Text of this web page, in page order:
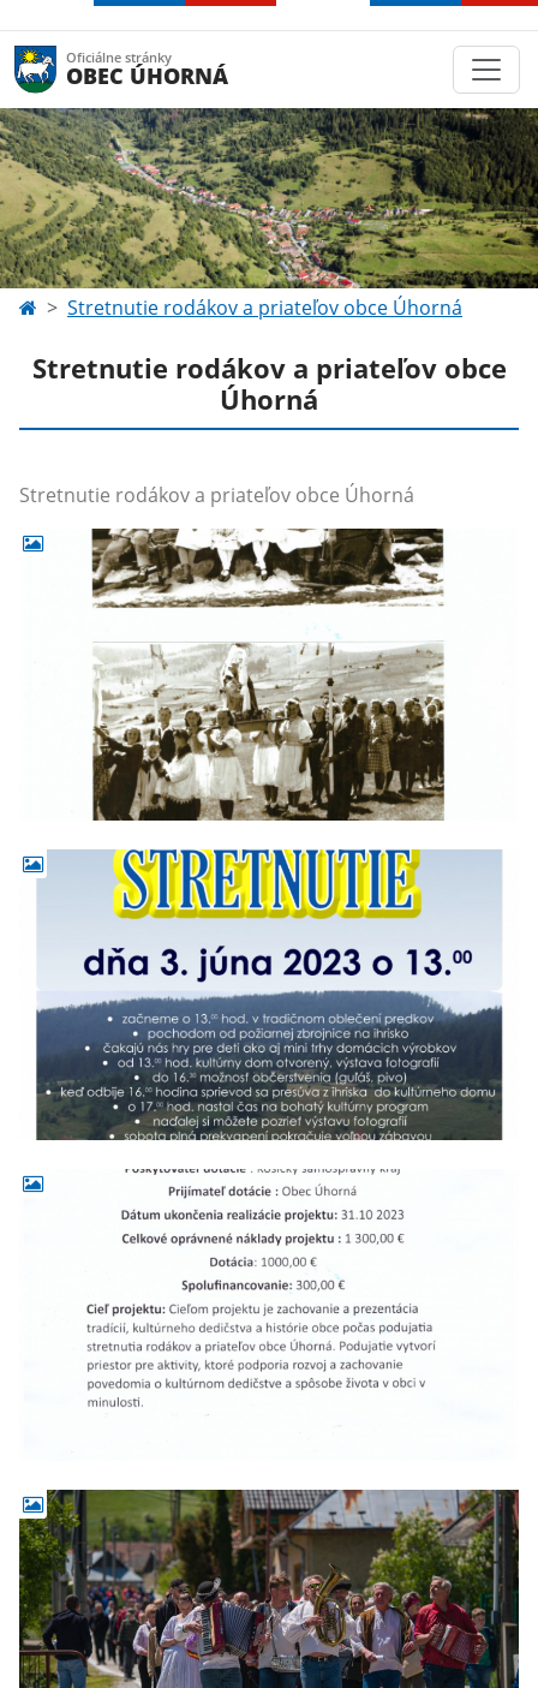
Oficiálne stránky
OBEC ÚHORNÁ
Stretnutie rodákov a priateľov obce Úhorná
Stretnutie rodákov a priateľov obce
Úhorná
Stretnutie rodákov a priateľov obce Úhorná